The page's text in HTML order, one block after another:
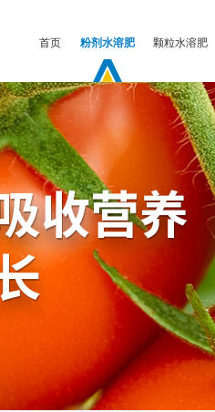
首页 粉剂水溶肥 颗粒水溶肥